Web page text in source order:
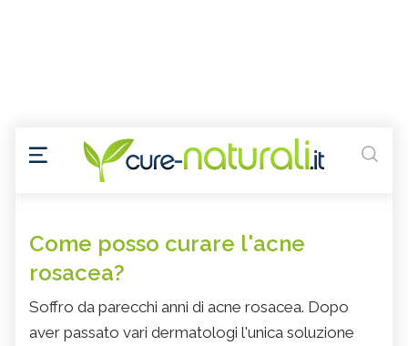
Come posso curare l'acne
rosacea?
Soffro da parecchi anni di acne rosacea. Dopo
aver passato vari dermatologi l'unica soluzione